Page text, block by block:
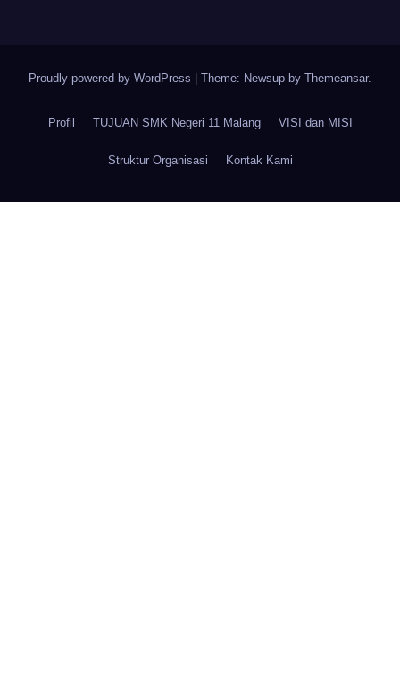
Proudly powered by WordPress Theme: Newsup by Themeansar.
Profil TUJUAN SMK Negeri 11 Malang VISI dan MISI
Struktur Organisasi Kontak Kami